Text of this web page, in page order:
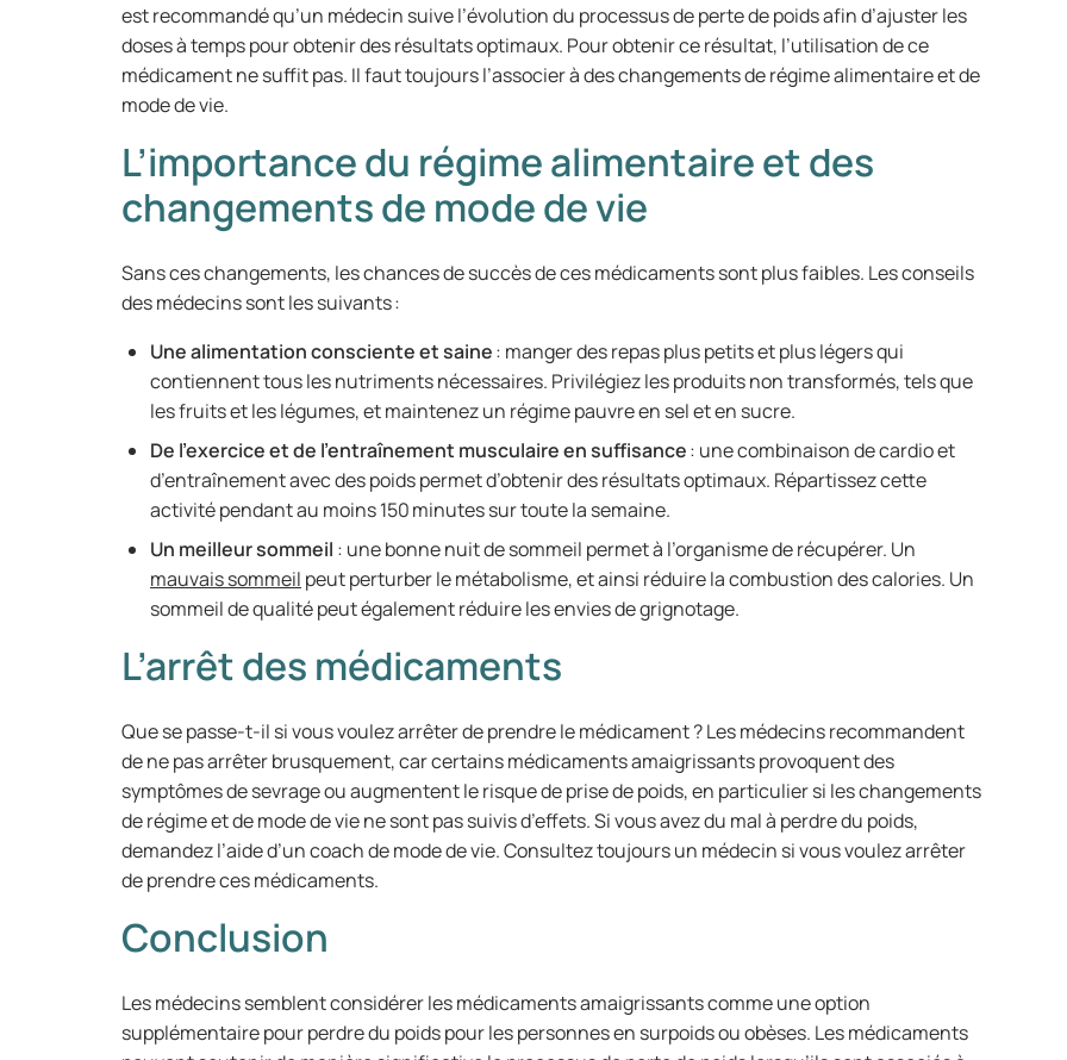
est recommandé qu’un médecin suive l’évolution du processus de perte de poids afin d’ajuster les
doses à temps pour obtenir des résultats optimaux. Pour obtenir ce résultat, l’utilisation de ce
médicament ne suffit pas. Il faut toujours l’associer à des changements de régime alimentaire et de
mode de vie.
L’importance du régime alimentaire et des
changements de mode de vie
Sans ces changements, les chances de succès de ces médicaments sont plus faibles. Les conseils
des médecins sont les suivants :
Une alimentation consciente et saine: manger des repas plus petits et plus légers qui
contiennent tous les nutriments nécessaires. Privilégiez les produits non transformés, tels que
les fruits et les légumes, et maintenez un régime pauvre en sel et en sucre.
De l’exercice et de l’entraînement musculaire en suffisance: une combinaison de cardio et
d’entraînement avec des poids permet d’obtenir des résultats optimaux. Répartissez cette
activité pendant au moins 150 minutes sur toute la semaine.
Un meilleur sommeil : une bonne nuit de sommeil permet à l’organisme de récupérer. Un
mauvais sommeil peut perturber le métabolisme, et ainsi réduire la combustion des calories. Un
sommeil de qualité peut également réduire les envies de grignotage.
L’arrêt des médicaments
Que se passe-t-il si vous voulez arrêter de prendre le médicament ? Les médecins recommandent
de ne pas arrêter brusquement, car certains médicaments amaigrissants provoquent des
symptômes de sevrage ou augmentent le risque de prise de poids, en particulier si les changements
de régime et de mode de vie ne sont pas suivis d’effets. Si vous avez du mal à perdre du poids,
demandez l’aide d’un coach de mode de vie. Consultez toujours un médecin si vous voulez arrêter
de prendre ces médicaments.
Conclusion
Les médecins semblent considérer les médicaments amaigrissants comme une option
supplémentaire pour perdre du poids pour les personnes en surpoids ou obèses. Les médicaments